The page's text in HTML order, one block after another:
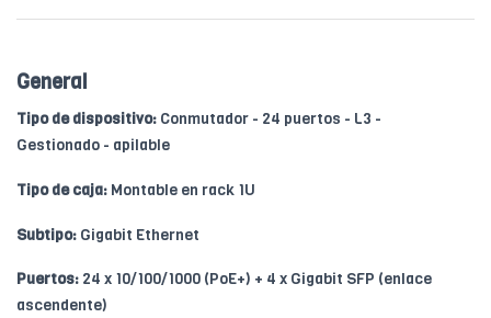
General
Tipo de dispositivo: Conmutador - 24 puertos - L3 -
Gestionado - apilable
Tipo de caja: Montable en rack 1U
Subtipo: Gigabit Ethernet
Puertos: 24 x 10/100/1000 (PoE+) + 4 x Gigabit SFP (enlace
ascendente)